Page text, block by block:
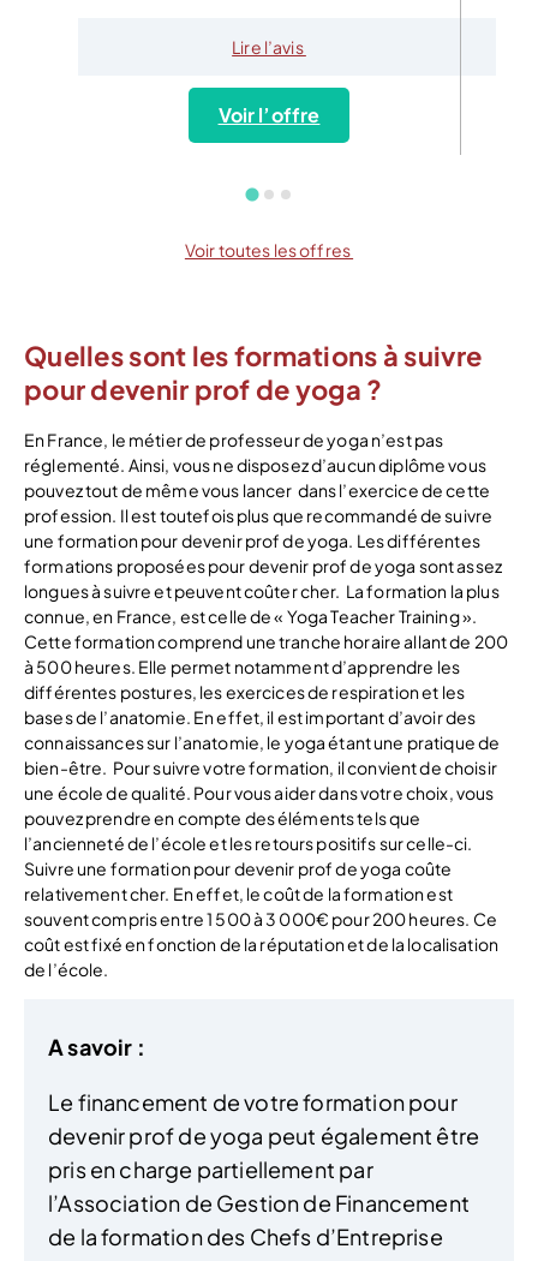
Lire l’avis
Voir l’offre
Voir toutes les offres
Quelles sont les formations à suivre
pour devenir prof de yoga ?
En France, le métier de professeur de yoga n’est pas
réglementé. Ainsi, vous ne disposez d’aucun diplôme vous
pouvez tout de même vous lancer dans l’exercice de cette
profession. Il est toutefois plus que recommandé de suivre
une formation pour devenir prof de yoga. Les différentes
formations proposées pour devenir prof de yoga sont assez
longues à suivre et peuvent coûter cher. La formation la plus
connue, en France, est celle de « Yoga Teacher Training ».
Cette formation comprend une tranche horaire allant de 200
à 500 heures. Elle permet notamment d’apprendre les
différentes postures, les exercices de respiration et les
bases de l’anatomie. En effet, il est important d’avoir des
connaissances sur l’anatomie, le yoga étant une pratique de
bien-être. Pour suivre votre formation, il convient de choisir
une école de qualité. Pour vous aider dans votre choix, vous
pouvez prendre en compte des éléments tels que
l’ancienneté de l’école et les retours positifs sur celle-ci.
Suivre une formation pour devenir prof de yoga coûte
relativement cher. En effet, le coût de la formation est
souvent compris entre 1 500 à 3 000€ pour 200 heures. Ce
coût est fixé en fonction de la réputation et de la localisation
de l’école.
A savoir :
Le financement de votre formation pour
devenir prof de yoga peut également être
pris en charge partiellement par
l’Association de Gestion de Financement
de la formation des Chefs d’Entreprise